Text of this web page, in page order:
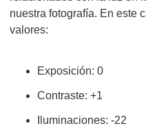
nuestra fotografía. En este
valores:
Exposición: 0
Contraste: +1
Iluminaciones: -22